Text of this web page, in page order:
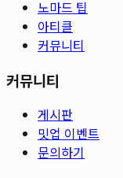
노마드 팁
아티클
커뮤니티
커뮤니티
게시판
밋업 이벤트
문의하기